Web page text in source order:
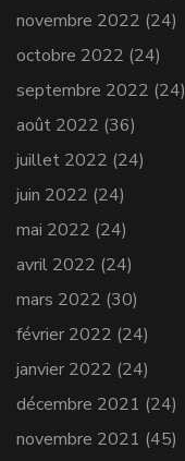
novembre 2022 (24)
octobre 2022 (24)
septembre 2022 (24)
août 2022 (36)
juillet 2022 (24)
juin 2022 (24)
mai 2022 (24)
avril 2022 (24)
mars 2022 (30)
février 2022 (24)
janvier 2022 (24)
décembre 2021 (24)
novembre 2021 (45)